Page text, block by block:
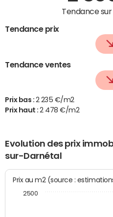
Tendance sur
Tendance prix
Tendance ventes
Prix bas : 2 235 €/m2
Prix haut :2 478 €/m2
Evolution des prix
sur-Darnétal
Prix au m2 (source :
2500